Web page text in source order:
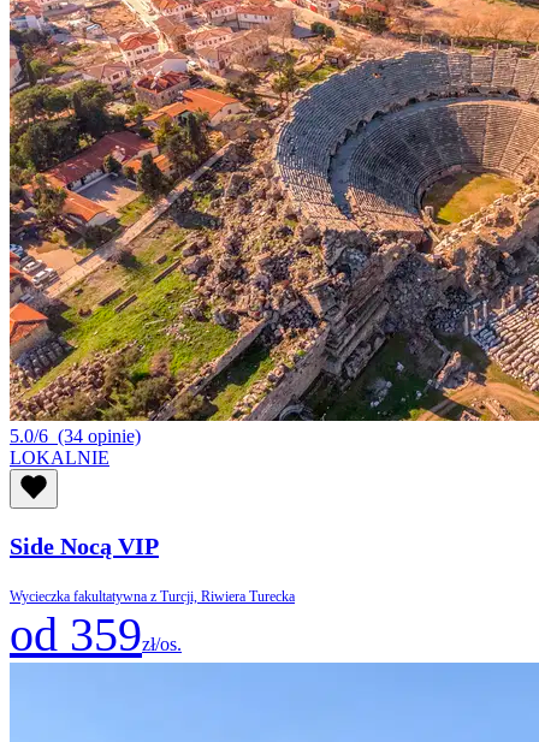
5.0/6 (34 opinie)
LOKALNIE
Side Nocą VIP
Wycieczka fakultatywna z Turcji, Riwiera Turecka
od 359zł/os.